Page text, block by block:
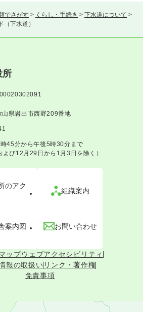
でさがす > くらし・手続き > 下水道について >
（下水道）
所
県岩出市西野209番地
45分から午後5時30分まで
よび12月29日から1月3日を除く）
のアク
組織案内
案内図 お問い合わせ
ップウェブアクセシビリティ
報の取扱い リンク・著作権
免責事項